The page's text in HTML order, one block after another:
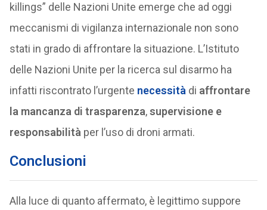
killings” delle Nazioni Unite emerge che ad oggi
meccanismi di vigilanza internazionale non sono
stati in grado di affrontare la situazione. L’Istituto
delle Nazioni Unite per la ricerca sul disarmo ha
infatti riscontrato l’urgente necessità di affrontare
la mancanza di trasparenza,supervisione e
responsabilità per l’uso di droni armati.
Conclusioni
Alla luce di quanto affermato, è legittimo suppore